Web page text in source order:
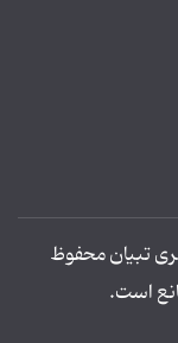
تبیان محفوظ
است.